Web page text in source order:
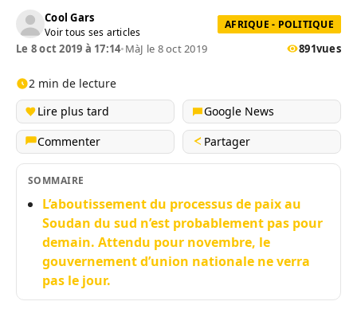
Cool Gars
Voir tous ses articles
AFRIQUE - POLITIQUE
Le 8 oct 2019 à 17:14•MàJ le 8 oct 2019 891vues
2 min de lecture
Lire plus tard
Google News
Commenter
Partager
SOMMAIRE
L’aboutissement du processus de paix au
Soudan du sud n’est probablement pas pour
demain. Attendu pour novembre, le
gouvernement d’union nationale ne verra
pas le jour.